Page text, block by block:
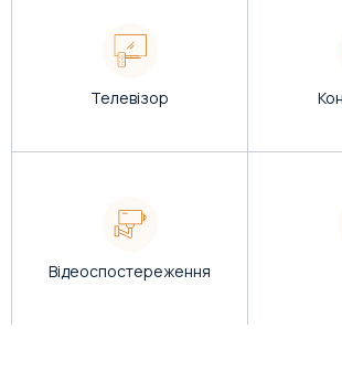
Телевізор
Відеоспостереження